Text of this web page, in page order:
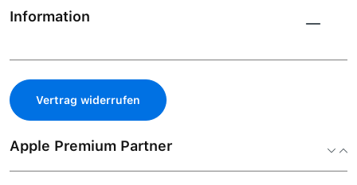
Information
Vertrag widerrufen
Apple Premium Partner